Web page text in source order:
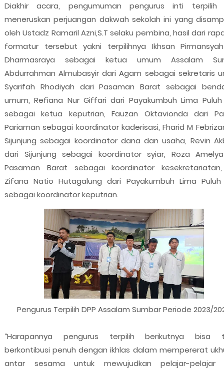
Diakhir acara, pengumuman pengurus inti terpilih
meneruskan perjuangan dakwah sekolah ini yang
oleh Ustadz Ramaril Azni,S.T selaku pembina, hasil dari
formatur tersebut yakni terpilihnya Ikhsan
Dharmasraya sebagai ketua umum Assalam
Abdurrahman Almubasyir dari Agam sebagai sekretaris
Syarifah Rhodiyah dari Pasaman Barat sebagai
umum, Refiana Nur Giffari dari Payakumbuh Lima
sebagai ketua keputrian, Fauzan Oktavionda dari
Pariaman sebagai koordinator kaderisasi, Fharid M
Sijunjung sebagai koordinator dana dan usaha, Revin
dari Sijunjung sebagai koordinator syiar, Roza
Pasaman Barat sebagai koordinator
Zifana Natio Hutagalung dari Payakumbuh Lima
sebagai koordinator keputrian.
Pengurus Terpilih DPP Assalam Sumbar Periode 2023/
“Harapannya pengurus terpilih berikutnya bisa
berkontibusi penuh dengan ikhlas dalam mempererat
antar sesama untuk mewujudkan pelajar-pelajar